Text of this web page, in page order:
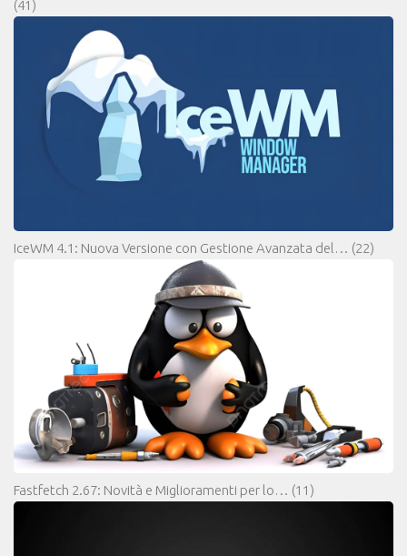
(41)
IceWM 4.1: Nuova Versione con Gestione Avanzata del… (22)
Fastfetch 2.67: Novità e Miglioramenti per lo… (11)